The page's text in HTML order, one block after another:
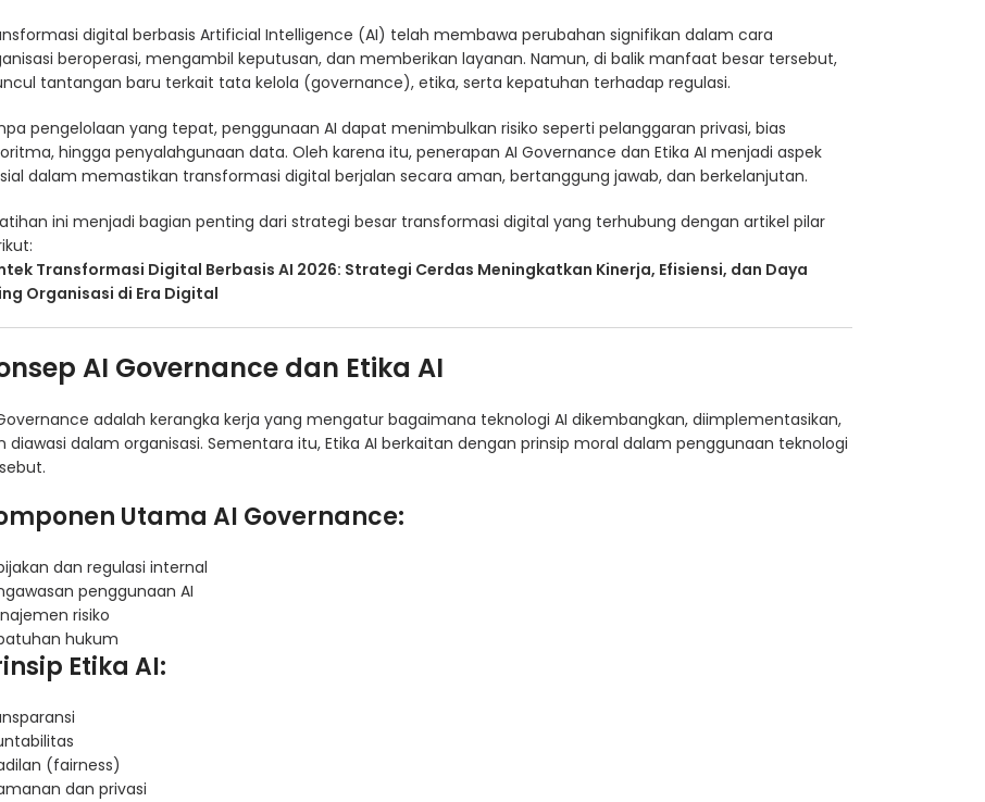
digital berbasis Artificial Intelligence (AI) telah membawa perubahan signifikan dalam cara
beroperasi, mengambil keputusan, dan memberikan layanan. Namun, di balik manfaat besar tersebut,
tantangan baru terkait tata kelola (governance), etika, serta kepatuhan terhadap regulasi.
pengelolaan yang tepat, penggunaan AI dapat menimbulkan risiko seperti pelanggaran privasi, bias
hingga penyalahgunaan data. Oleh karena itu, penerapan AI Governance dan Etika AI menjadi aspek
dalam memastikan transformasi digital berjalan secara aman, bertanggung jawab, dan berkelanjutan.
ini menjadi bagian penting dari strategi besar transformasi digital yang terhubung dengan artikel pilar
Transformasi Digital Berbasis AI 2026: Strategi Cerdas Meningkatkan Kinerja, Efisiensi, dan Daya
Organisasi di Era Digital
AI Governance dan Etika AI
adalah kerangka kerja yang mengatur bagaimana teknologi AI dikembangkan, diimplementasikan,
diawasi dalam organisasi. Sementara itu, Etika AI berkaitan dengan prinsip moral dalam penggunaan teknologi
Utama AI Governance:
dan regulasi internal
penggunaan AI
risiko
hukum
Etika AI:
(fairness)
dan privasi